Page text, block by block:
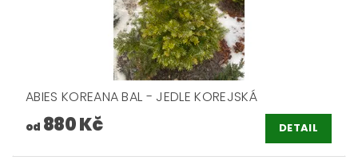
ABIES KOREANA BAL - JEDLE KOREJSKÁ
od 880 Kč DETAIL